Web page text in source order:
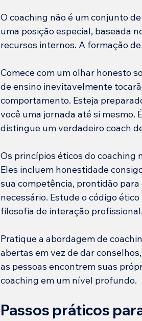
O coaching não é um conjunto
uma posição especial, baseada
recursos internos. A formação
Comece com um olhar honesto
de ensino inevitavelmente
comportamento. Esteja
você uma jornada até si mesmo.
distingue um verdadeiro coach
Os princípios éticos do coaching
Eles incluem honestidade
sua competência, prontidão
necessário. Estude o código
filosofia de interação profissional.
Pratique a abordagem de
abertas em vez de dar
as pessoas encontrem suas
coaching em um nível profundo.
Passos práticos